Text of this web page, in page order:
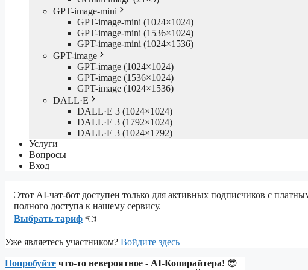
GPT-image-mini
GPT-image-mini (1024×1024)
GPT-image-mini (1536×1024)
GPT-image-mini (1024×1536)
GPT-image
GPT-image (1024×1024)
GPT-image (1536×1024)
GPT-image (1024×1536)
DALL·E
DALL·E 3 (1024×1024)
DALL·E 3 (1792×1024)
DALL·E 3 (1024×1792)
Услуги
Вопросы
Вход
Этот AI-чат-бот доступен только для активных подписчиков с
полного доступа к нашему сервису.
Выбрать тариф 👈
Уже являетесь участником? Войдите здесь
Попробуйте что-то невероятное - AI-Копирайтера! 😎